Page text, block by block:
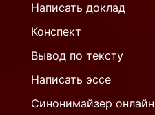
Написать доклад
Конспект
Вывод по тексту
Написать эссе
Синонимайзер онлайн